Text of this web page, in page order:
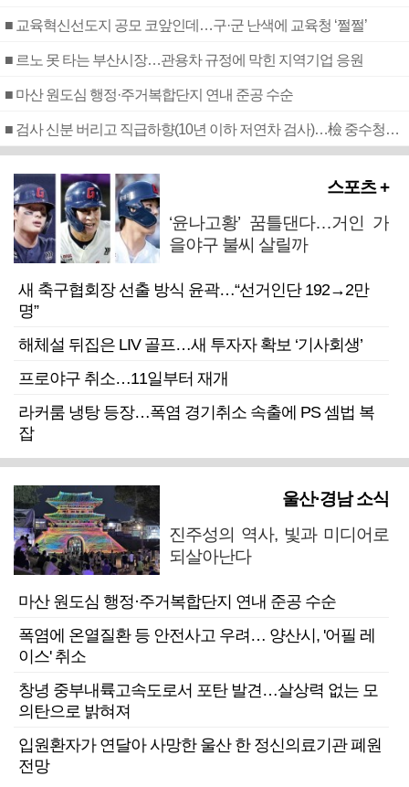
■ 교육혁신선도지 공모 코앞인데…구·군 난색에 교육청 ‘쩔쩔’
■ 르노 못 타는 부산시장…관용차 규정에 막힌 지역기업 응원
■ 마산 원도심 행정·주거복합단지 연내 준공 수순
■ 검사 신분 버리고 직급하향(10년 이하 저연차 검사)…檢 중수청행 기피
스포츠 +
‘윤나고황’ 꿈틀댄다…거인 가
을야구 불씨 살릴까
새 축구협회장 선출 방식 윤곽…“선거인단 192→2만
명”
해체설 뒤집은 LIV 골프…새 투자자 확보 ‘기사회생’
프로야구 취소…11일부터 재개
라커룸 냉탕 등장…폭염 경기취소 속출에 PS 셈법 복
잡
울산·경남 소식
진주성의 역사, 빛과 미디어로
되살아난다
마산 원도심 행정·주거복합단지 연내 준공 수순
폭염에 온열질환 등 안전사고 우려… 양산시, '어필 레
이스' 취소
창녕 중부내륙고속도로서 포탄 발견…살상력 없는 모
의탄으로 밝혀져
입원환자가 연달아 사망한 울산 한 정신의료기관 폐원
전망